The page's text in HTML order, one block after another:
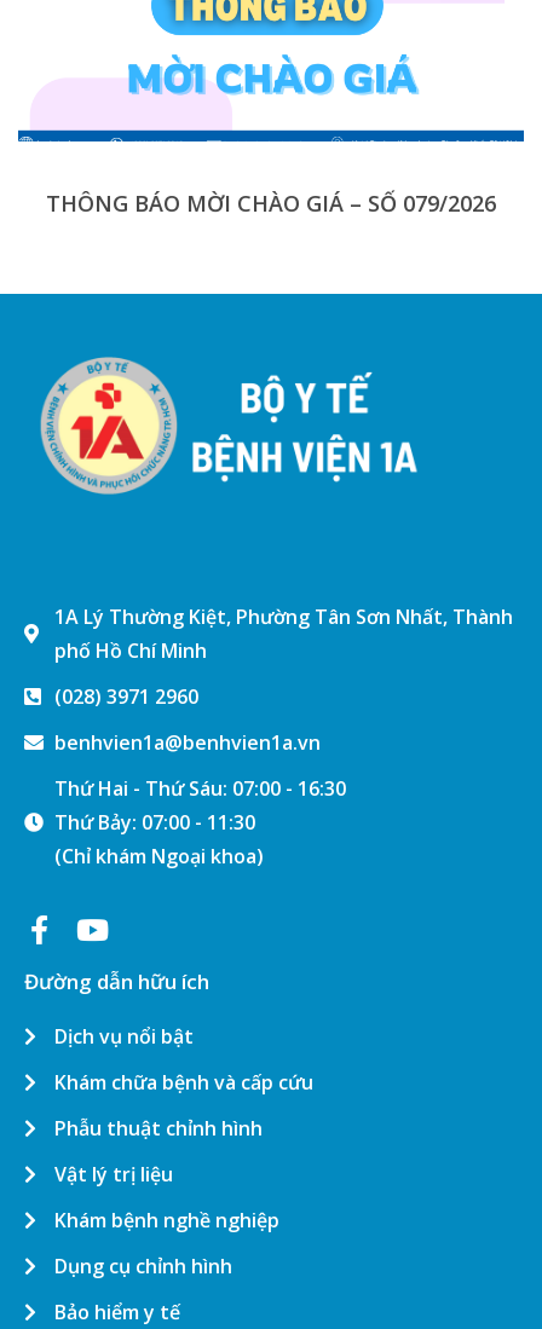
THÔNG BÁO MỜI CHÀO GIÁ – SỐ 079/2026
1A Lý Thường Kiệt, Phường Tân Sơn Nhất, Thành
phố Hồ Chí Minh
(028) 3971 2960
benhvien1a@benhvien1a.vn
Thứ Hai - Thứ Sáu: 07:00 - 16:30
Thứ Bảy: 07:00 - 11:30
(Chỉ khám Ngoại khoa)
Đường dẫn hữu ích
Dịch vụ nổi bật
Khám chữa bệnh và cấp cứu
Phẫu thuật chỉnh hình
Vật lý trị liệu
Khám bệnh nghề nghiệp
Dụng cụ chỉnh hình
Bảo hiểm y tế